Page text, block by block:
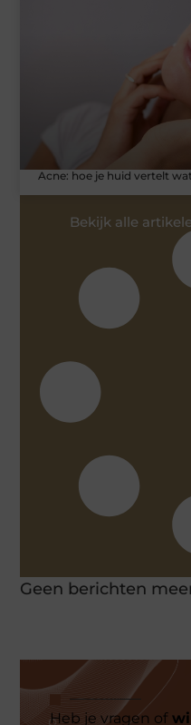
Acne: hoe je huid vertelt
Bekijk alle
Geen berichten
Heb je vragen of